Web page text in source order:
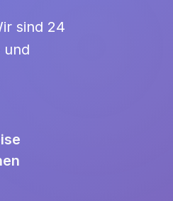
sind 24
und